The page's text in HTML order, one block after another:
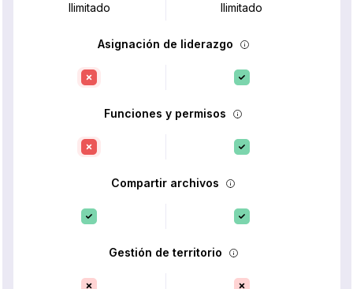
Ilimitado Ilimitado
Asignación de liderazgo
Funciones y permisos
Compartir archivos
Gestión de territorio